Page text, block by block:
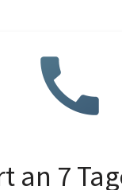
an 7